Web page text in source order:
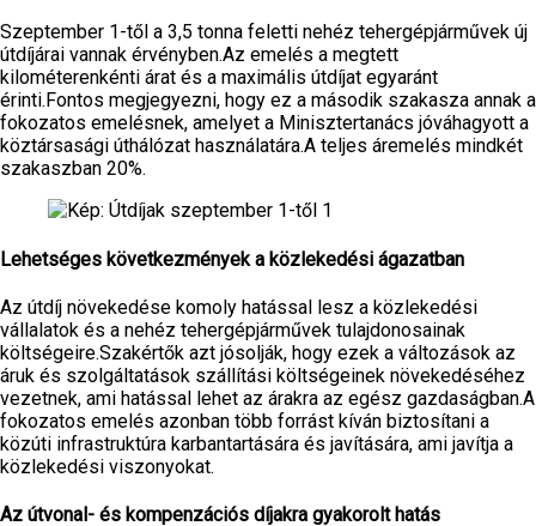
Szeptember 1-től a 3,5 tonna feletti nehéz tehergépjárművek új
útdíjárai vannak érvényben.Az emelés a megtett
kilométerenkénti árat és a maximális útdíjat egyaránt
érinti.Fontos megjegyezni, hogy ez a második szakasza annak a
fokozatos emelésnek, amelyet a Minisztertanács jóváhagyott a
köztársasági úthálózat használatára.A teljes áremelés mindkét
szakaszban 20%.
Lehetséges következmények a közlekedési ágazatban
Az útdíj növekedése komoly hatással lesz a közlekedési
vállalatok és a nehéz tehergépjárművek tulajdonosainak
költségeire.Szakértők azt jósolják, hogy ezek a változások az
áruk és szolgáltatások szállítási költségeinek növekedéséhez
vezetnek, ami hatással lehet az árakra az egész gazdaságban.A
fokozatos emelés azonban több forrást kíván biztosítani a
közúti infrastruktúra karbantartására és javítására, ami javítja a
közlekedési viszonyokat.
Az útvonal- és kompenzációs díjakra gyakorolt hatás